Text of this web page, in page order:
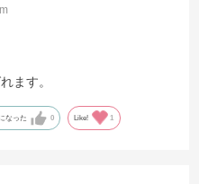
ます。
なった 0 Like! 1